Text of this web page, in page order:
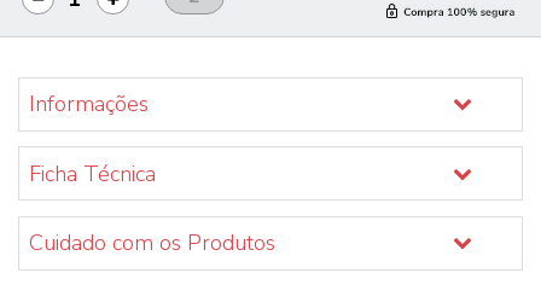
Informações
Ficha Técnica
Cuidado com os Produtos